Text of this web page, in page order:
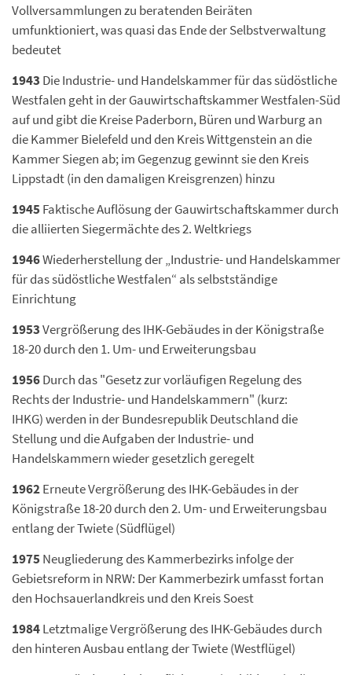
Vollversammlungen zu beratenden Beiräten
umfunktioniert, was quasi das Ende der Selbstverwaltung
bedeutet
1943 Die Industrie- und Handelskammer für das südöstliche
Westfalen geht in der Gauwirtschaftskammer Westfalen-Süd
auf und gibt die Kreise Paderborn, Büren und Warburg an
die Kammer Bielefeld und den Kreis Wittgenstein an die
Kammer Siegen ab; im Gegenzug gewinnt sie den Kreis
Lippstadt (in den damaligen Kreisgrenzen) hinzu
1945Faktische Auflösung der Gauwirtschaftskammer durch
die alliierten Siegermächte des 2. Weltkriegs
1946Wiederherstellung der „Industrie- und Handelskammer
für das südöstliche Westfalen“ als selbstständige
Einrichtung
1953Vergrößerung des IHK-Gebäudes in der Königstraße
18-20 durch den 1. Um- und Erweiterungsbau
1956Durch das "Gesetz zur vorläufigen Regelung des
Rechts der Industrie- und Handelskammern" (kurz:
IHKG) werden in der Bundesrepublik Deutschland die
Stellung und die Aufgaben der Industrie- und
Handelskammern wieder gesetzlich geregelt
1962Erneute Vergrößerung des IHK-Gebäudes in der
Königstraße 18-20 durch den 2. Um- und Erweiterungsbau
entlang der Twiete (Südflügel)
1975Neugliederung des Kammerbezirks infolge der
Gebietsreform in NRW: Der Kammerbezirk umfasst fortan
den Hochsauerlandkreis und den Kreis Soest
1984Letztmalige Vergrößerung des IHK-Gebäudes durch
den hinteren Ausbau entlang der Twiete (Westflügel)